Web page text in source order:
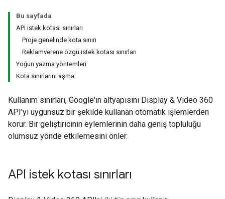
Bu sayfada
API istek kotası sınırları
Proje genelinde kota sınırı
Reklamverene özgü istek kotası sınırları
Yoğun yazma yöntemleri
Kota sınırlarını aşma
Kullanım sınırları, Google'ın altyapısını Display & Video 360
API'yi uygunsuz bir şekilde kullanan otomatik işlemlerden
korur. Bir geliştiricinin eylemlerinin daha geniş topluluğu
olumsuz yönde etkilemesini önler.
API istek kotası sınırları